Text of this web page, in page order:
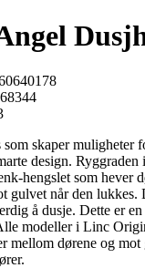
skaper muligheter
design.
hengslet som hever
gulvet når den lukkes.
å dusje. Dette er
modeller i Linc
mellom dørene og